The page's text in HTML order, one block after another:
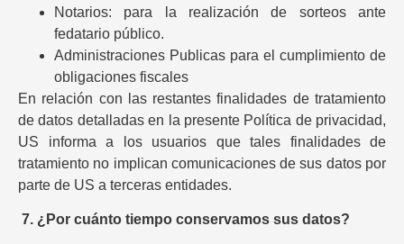
Notarios: para la realización de sorteos ante
fedatario público.
Administraciones Publicas para el cumplimiento de
obligaciones fiscales
En relación con las restantes finalidades de tratamiento
de datos detalladas en la presente Política de privacidad,
US informa a los usuarios que tales finalidades de
tratamiento no implican comunicaciones de sus datos por
parte de US a terceras entidades.
7. ¿Por cuánto tiempo conservamos sus datos?